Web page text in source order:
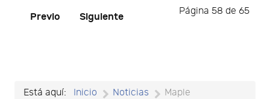
Página 58 de 65
Previo Siguiente
Está aquí: Inicio Noticias Maple